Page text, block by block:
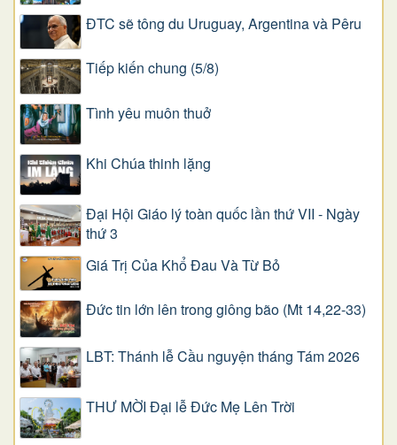
ĐTC sẽ tông du Uruguay, Argentina và Pêru
Tiếp kiến chung (5/8)
Tình yêu muôn thuở
Khi Chúa thinh lặng
Đại Hội Giáo lý toàn quốc lần thứ VII - Ngày
thứ 3
Giá Trị Của Khổ Ðau Và Từ Bỏ
Đức tin lớn lên trong giông bão (Mt 14,22-33)
LBT: Thánh lễ Cầu nguyện tháng Tám 2026
THƯ MỜI Đại lễ Đức Mẹ Lên Trời